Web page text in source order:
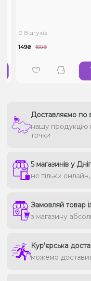
0 Відгуків
149₴ 160₴
Доставляємо по
нашу продукцію
точки
5 магазинів у
не тільки
Замовляй товар
з магазину
Кур'єрська
можемо